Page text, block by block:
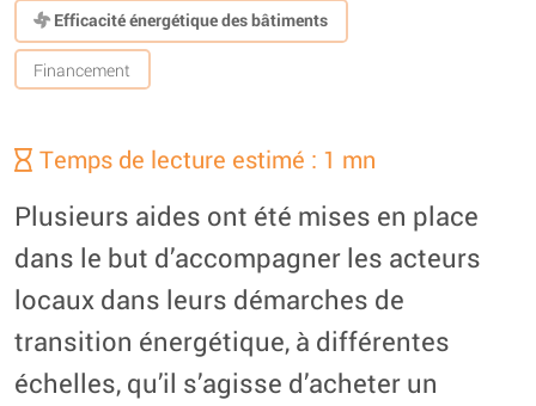
Efficacité énergétique des bâtiments
Financement
Temps de lecture estimé : 1 mn
Plusieurs aides ont été mises en place
dans le but d’accompagner les acteurs
locaux dans leurs démarches de
transition énergétique, à différentes
échelles, qu’il s’agisse d’acheter un